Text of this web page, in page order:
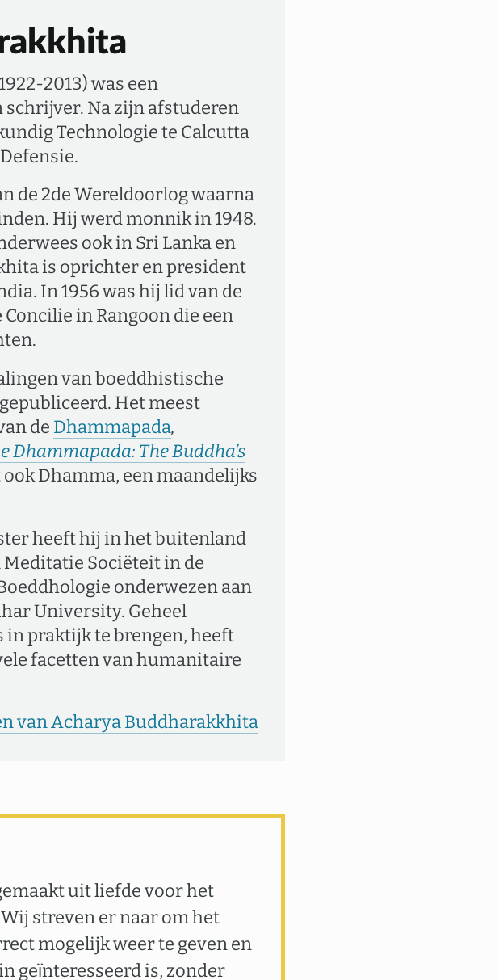
2013) was een
Na zijn afstuderen
Technologie te Calcutta
de 2de Wereldoorlog waarna
Hij werd monnik in 1948.
ook in Sri Lanka en
is oprichter en president
In 1956 was hij lid van de
in Rangoon die een
van boeddhistische
Het meest
de Dhammapada,
Dhammapada: The Buddha’s
Dhamma, een maandelijks
heeft hij in het buitenland
Meditatie Sociëteit in de
onderwezen aan
University. Geheel
praktijk te brengen, heeft
facetten van humanitaire
van Acharya Buddharakkhita
uit liefde voor het
streven er naar om het
mogelijk weer te geven en
geïnteresseerd is, zonder